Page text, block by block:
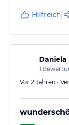
Hilfreich
Daniela
1
Vor 2 Jahren •